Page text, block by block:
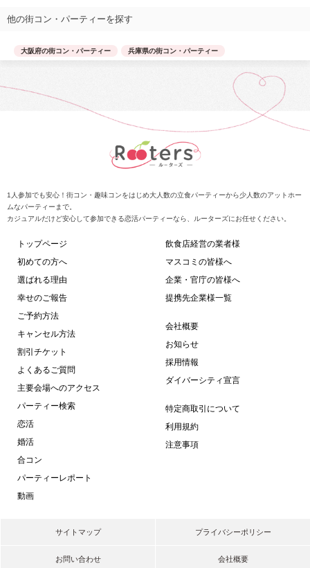
他の街コン・パーティーを探す
大阪府の街コン・パーティー 兵庫県の街コン・パーティー
1人参加でも安心！街コン・趣味コンをはじめ大人数の立食パーティーから少人数のアットホー
ムなパーティーまで。
カジュアルだけど安心して参加できる恋活パーティーなら、ルーターズにお任せください。
トップページ
初めての方へ
選ばれる理由
幸せのご報告
ご予約方法
キャンセル方法
割引チケット
よくあるご質問
主要会場へのアクセス
パーティー検索
恋活
婚活
合コン
パーティーレポート
動画
飲食店経営の業者様
マスコミの皆様へ
企業・官庁の皆様へ
提携先企業様一覧
会社概要
お知らせ
採用情報
ダイバーシティ宣言
特定商取引について
利用規約
注意事項
サイトマップ プライバシーポリシー
お問い合わせ 会社概要